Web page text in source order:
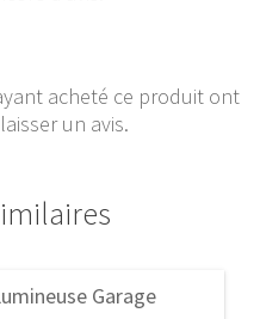
acheté ce produit ont
un avis.